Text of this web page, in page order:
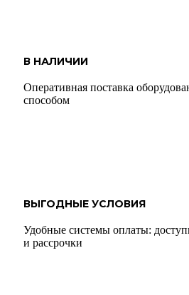
В НАЛИЧИИ
Оперативная поставка
способом
ВЫГОДНЫЕ УСЛОВИЯ
Удобные системы оплаты:
и рассрочки